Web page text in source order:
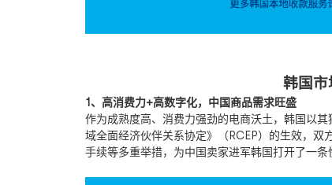
韩国市
1、高消费力+高数字化，中国商品需求旺盛
作为成熟度高、消费力强劲的电商沃土，韩国以
域全面经济伙伴关系协定》（RCEP）的生效，
手续等多重举措，为中国卖家进军韩国打开了一条